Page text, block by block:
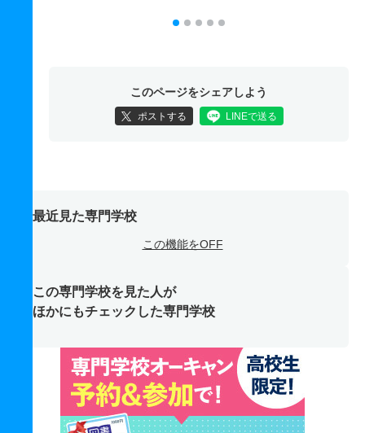
このページをシェアしよう
ポストする LINEで送る
最近見た専門学校
この機能をOFF
この専門学校を見た人が
ほかにもチェックした専門学校